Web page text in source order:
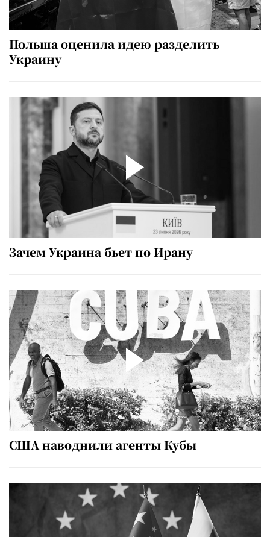
Польша оценила идею разделить
Украину
Зачем Украина бьет по Ирану
США наводнили агенты Кубы